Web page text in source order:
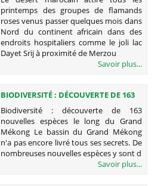
printemps des groupes de flamands
roses venus passer quelques mois dans
Nord du continent africain dans des
endroits hospitaliers comme le joli lac
Dayet Srij à proximité de Merzou
Savoir plus...
BIODIVERSITÉ : DÉCOUVERTE DE 163
NOUVELLES ESPÈCES LE LONG DU
GRAND MÉKONG
Biodiversité : découverte de 163
nouvelles espèces le long du Grand
Mékong Le bassin du Grand Mékong
n'a pas encore livré tous ses secrets. De
nombreuses nouvelles espèces y sont d
Savoir plus...